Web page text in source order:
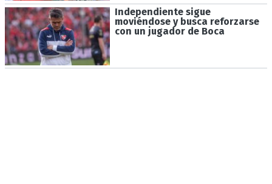
Independiente sigue
moviéndose y busca reforzarse
con un jugador de Boca